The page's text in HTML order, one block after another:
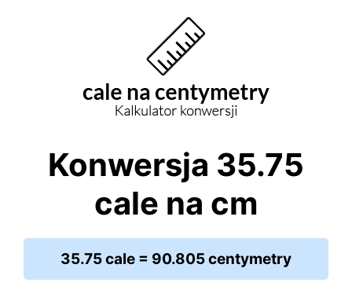
Konwersja 35.75
cale na cm
35.75 cale = 90.805 centymetry